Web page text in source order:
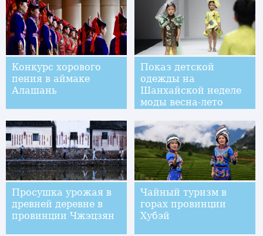
Конкурс хорового
пения в аймаке
Алашань
Показ детской
одежды на
Шанхайской неделе
моды весна-лето
Просушка урожая в
древней деревне в
провинции Чжэцзян
Чайный туризм в
горах провинции
Хубэй